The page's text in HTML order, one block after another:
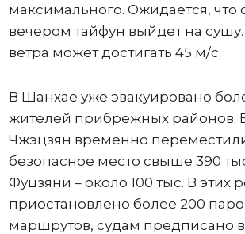
максимального. Ожидается, что
вечером тайфун выйдет на
ветра может достигать 45 м/с.
В Шанхае уже эвакуировано
жителей прибрежных районов.
Чжэцзян временно
безопасное место свыше 390
Фуцзяни – около 100 тыс. В этих
приостановлено более 200
маршрутов, судам предписано